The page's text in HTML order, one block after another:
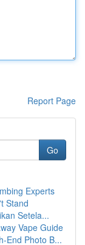
Report Page
Go
Experts
Stand
Setela...
Vape Guide
End Photo B...